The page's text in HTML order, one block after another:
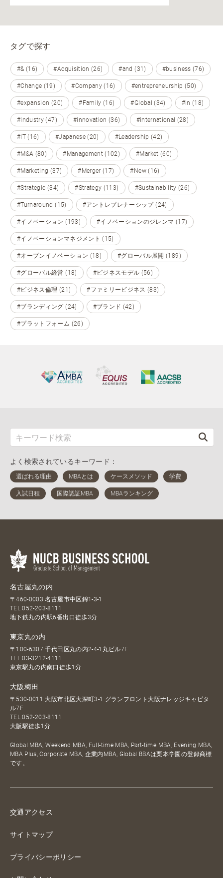
タグで探す
#& (16) #Acquisition (26) #and (31) #business (76)
#Change (19) #Company (16) #entrepreneurship (50)
#expansion (20) #Family (16) #Global (34) #in (18)
#industry (47) #innovation (36) #international (28)
#IT (16) #Japanese (20) #Leadership (42)
#M&A (80) #Management (102) #Market (60)
#Marketing (37) #Merger (17) #New (16)
#Strategic (34) #Strategy (113) #Sustainability (26)
#Turnaround (15) #アントレプレナーシップ (24)
#イノベーション (193) #イノベーションのジレンマ (17)
#イノベーションマネジメント (15)
#オープンイノベーション (18) #グローバル展開 (189)
#グローバル経営 (18) #ビジネスモデル (56)
#ビジネス倫理 (21) #ファミリービジネス (83)
#ブランディング (24) #ブランド (42)
#プラットフォーム (26)
よく検索されているキーワード：
名古屋丸の内
〒460-0003 名古屋市中区錦1-3-1
TEL052-203-8111
地下鉄丸の内駅6番出口徒歩3分
東京丸の内
〒100-6307 千代田区丸の内2-4-1丸ビル7F
TEL03-3212-4111
東京駅丸の内南口徒歩1分
大阪梅田
〒530-0011 大阪市北区大深町3-1 グランフロント大阪ナレッジキャピタ
ル7F
TEL052-203-8111
大阪駅徒歩1分
Global MBA, Weekend MBA, Full-time MBA, Part-time MBA, Evening MBA,
MBA Plus, Corporate MBA, 企業内MBA, Global BBAは栗本学園の登録商標
です。
交通アクセス
サイトマップ
プライバシーポリシー